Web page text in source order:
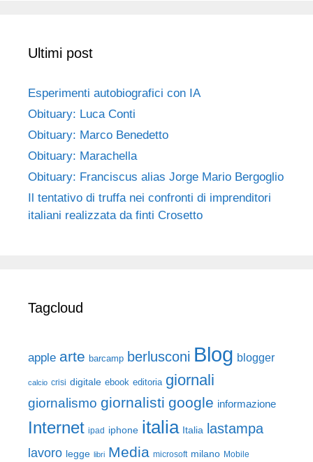
Ultimi post
Esperimenti autobiografici con IA
Obituary: Luca Conti
Obituary: Marco Benedetto
Obituary: Marachella
Obituary: Franciscus alias Jorge Mario Bergoglio
Il tentativo di truffa nei confronti di imprenditori
italiani realizzata da finti Crosetto
Tagcloud
apple arte barcamp berlusconi Blog blogger
calcio crisi digitale ebook editoria giornali
giornalismo giornalisti google informazione
Internet ipad iphone italia Italia lastampa
lavoro legge libri Media microsoft milano Mobile